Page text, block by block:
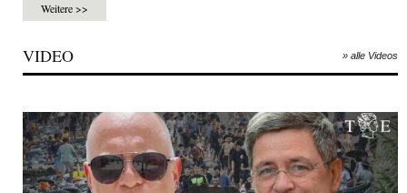
Weitere >>
VIDEO » alle Videos